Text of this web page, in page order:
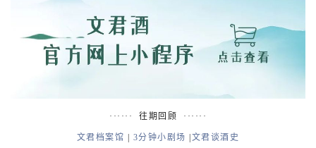
······ 往期回顾 ······
文君档案馆 3分钟小剧场 文君谈酒史